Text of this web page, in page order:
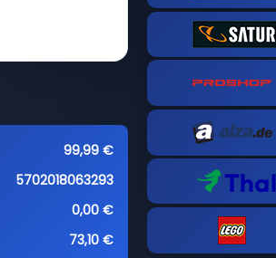
99,99 €
5702018063293
0,00 €
73,10 €